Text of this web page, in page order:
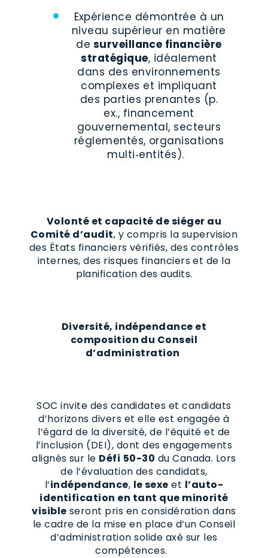
Expérience démontrée à un
niveau supérieur en matière
de surveillance financière
stratégique, idéalement
dans des environnements
complexes et impliquant
des parties prenantes (p.
ex., financement
gouvernemental, secteurs
réglementés, organisations
multi‑entités).
Volonté et capacité de siéger au
Comité d’audit, y compris la supervision
des États financiers vérifiés, des contrôles
internes, des risques financiers et de la
planification des audits.
Diversité, indépendance et
composition du Conseil
d’administration
SOC invite des candidates et candidats
d’horizons divers et elle est engagée à
l’égard de la diversité, de l’équité et de
l’inclusion (DEI), dont des engagements
alignés sur le Défi 50-30 du Canada. Lors
de l’évaluation des candidats,
l’indépendance, le sexe et l’auto-
identification en tant que minorité
visible seront pris en considération dans
le cadre de la mise en place d’un Conseil
d’administration solide axé sur les
compétences.